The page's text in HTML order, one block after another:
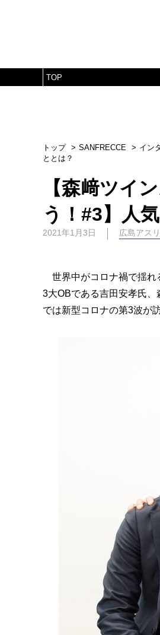
TOP
トップ SANFRECCE イン
ととは？
【森﨑ツイ
う！#3】人
2021年1月3日 広島アス
世界中がコロナ禍で揺れ
3大OBである吉田安孝氏
では新型コロナの第3波が